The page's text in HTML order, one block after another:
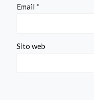
Email *
Sito web